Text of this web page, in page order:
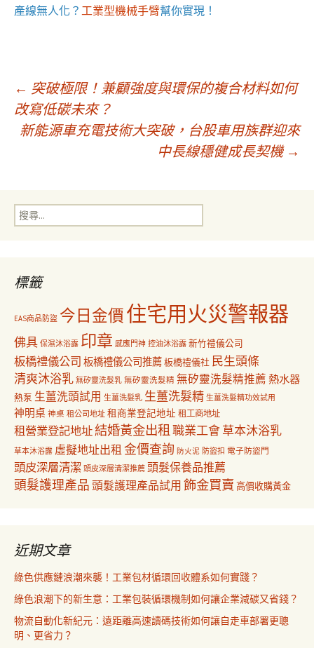
產線無人化？ 工業型機械手臂幫你實現！
文
章
覽
← 突破極限！兼顧強度與環保的複合材料如何
改寫低碳未來？
新能源車充電技術大突破，台股車用族群迎來
中長線穩健成長契機 →
搜
尋
標籤
EAS商品防盜 今日金價住宅用火災警報器
佛具 保濕沐浴露 印章 感應門神 控油沐浴露 新竹禮儀公司
板橋禮儀公司 板橋禮儀公司推薦板橋禮儀社 民生頭條
清爽沐浴乳 無矽靈洗髮乳 無矽靈洗髮精 無矽靈洗髮精推薦 熱水器
熱泵 生薑洗頭試用 生薑洗髮乳 生薑洗髮精 生薑洗髮精功效試用
神明桌 神桌 租公司地址 租商業登記地址 租工商地址
租營業登記地址結婚黃金出租職業工會草本沐浴乳
草本沐浴露 虛擬地址出租 金價查詢 防火泥 防盜扣 電子防盜門
頭皮深層清潔 頭皮深層清潔推薦 頭髮保養品推薦
頭髮護理產品 頭髮護理產品試用 飾金買賣 高價收購黃金
近期文章
綠色供應鏈浪潮來襲！工業包材循環回收體系如何實踐？
綠色浪潮下的新生意：工業包裝循環機制如何讓企業減碳又省錢？
物流自動化新紀元：遠距離高速讀碼技術如何讓自走車部署更聰
明、更省力？